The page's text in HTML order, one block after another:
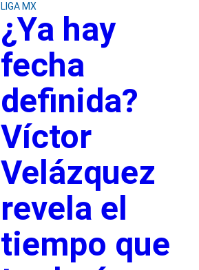
LIGA MX
¿Ya hay
fecha
definida?
Víctor
Velázquez
revela el
tiempo que